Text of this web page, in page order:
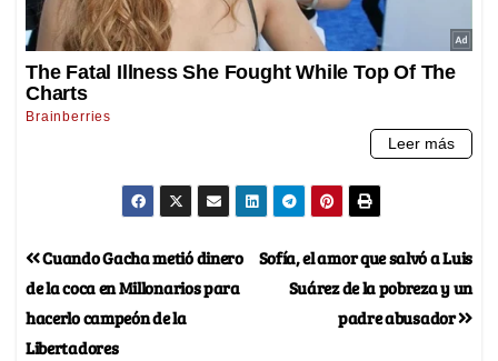
Sofía, el amor que salvó a Luis
Suárez de la pobreza y un
padre abusador
Cuando Gacha metió dinero
de la coca en Millonarios para
hacerlo campeón de la
Libertadores